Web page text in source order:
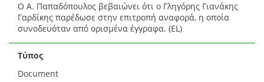
Ο Α. Παπαδόπουλος βεβαιώνει ότι ο Γληγόρης Γιανάκης
Γαρδίκης παρέδωσε στην επιτροπή αναφορά, η οποία
συνοδευόταν από ορισμένα έγγραφα. (EL)
Τύπος
Document